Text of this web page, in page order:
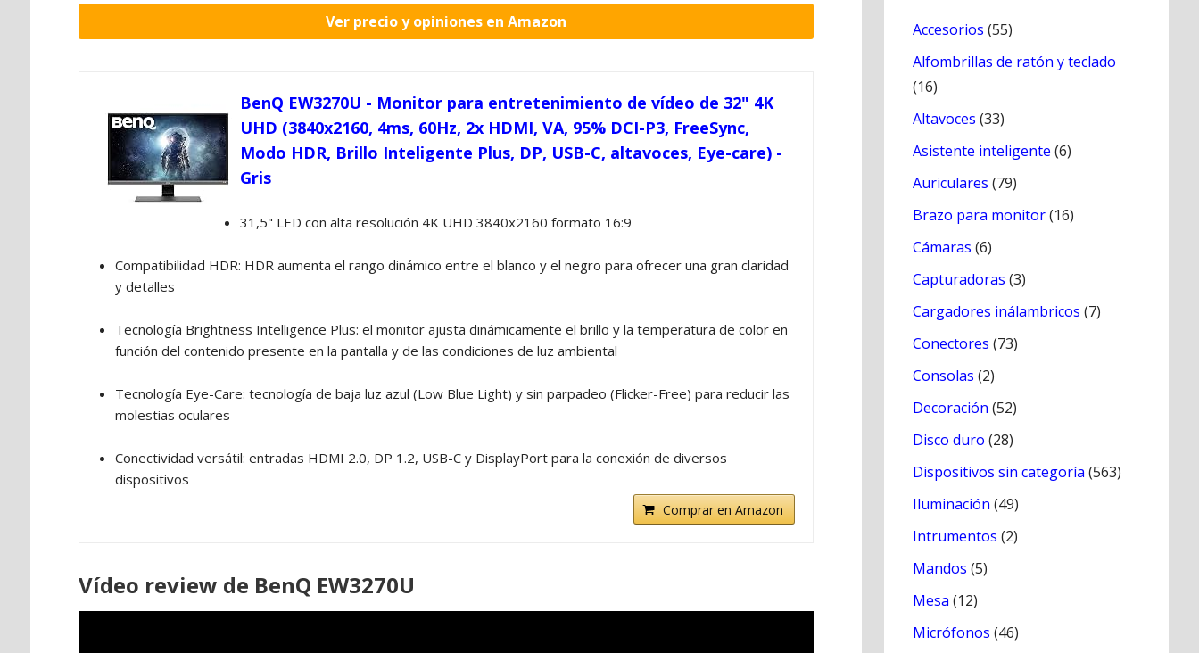
Ver precio y opiniones en Amazon
BenQ EW3270U - Monitor para entretenimiento de vídeo de 32" 4K
UHD (3840x2160, 4ms, 60Hz, 2x HDMI, VA, 95% DCI-P3, FreeSync,
Modo HDR, Brillo Inteligente Plus, DP, USB-C, altavoces, Eye-care) -
Gris
31,5" LED con alta resolución 4K UHD 3840x2160 formato 16:9
Compatibilidad HDR: HDR aumenta el rango dinámico entre el blanco y el negro para ofrecer una gran claridad
y detalles
Tecnología Brightness Intelligence Plus: el monitor ajusta dinámicamente el brillo y la temperatura de color en
función del contenido presente en la pantalla y de las condiciones de luz ambiental
Tecnología Eye-Care: tecnología de baja luz azul (Low Blue Light) y sin parpadeo (Flicker-Free) para reducir las
molestias oculares
Conectividad versátil: entradas HDMI 2.0, DP 1.2, USB-C y DisplayPort para la conexión de diversos
dispositivos
Comprar en Amazon
Vídeo review de BenQ EW3270U
Accesorios (55)
Alfombrillas de ratón y teclado
(16)
Altavoces (33)
Asistente inteligente (6)
Auriculares (79)
Brazo para monitor(16)
Cámaras (6)
Capturadoras (3)
Cargadores inálambricos (7)
Conectores (73)
Consolas (2)
Decoración (52)
Disco duro (28)
Dispositivos sin categoría (563)
Iluminación (49)
Intrumentos (2)
Mandos (5)
Mesa (12)
Micrófonos (46)